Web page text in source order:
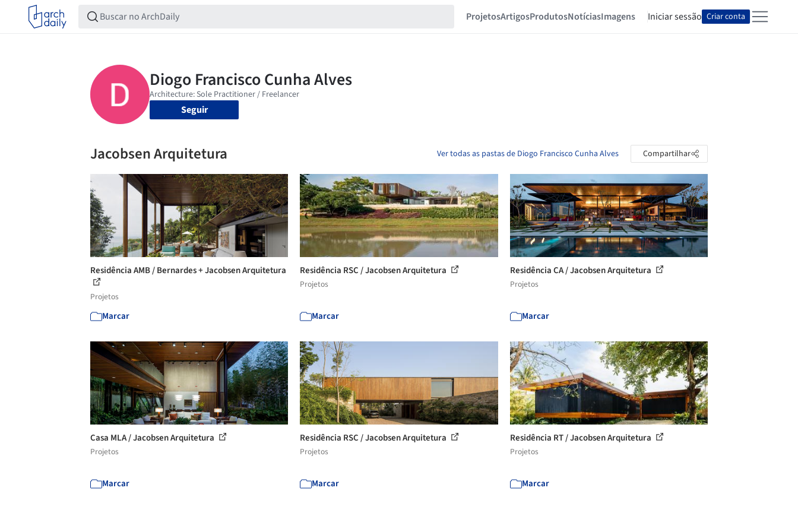
ProjetosArtigosProdutosNotíciasImagens Iniciar sessão Criar conta
Seguir
Jacobsen Arquitetura Ver todas as pastas de Diogo Francisco Cunha Alves Compartilhar
Residência AMB / Bernardes + Jacobsen Arquitetura
Projetos
Marcar
Residência RSC / Jacobsen Arquitetura
Projetos
Marcar
Residência CA / Jacobsen Arquitetura
Projetos
Marcar
Casa MLA / Jacobsen Arquitetura
Projetos
Marcar
Residência RSC / Jacobsen Arquitetura
Projetos
Marcar
Residência RT / Jacobsen Arquitetura
Projetos
Marcar